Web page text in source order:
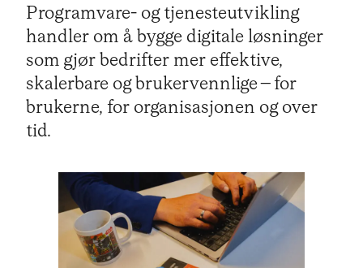
Programvare- og tjenesteutvikling
handler om å bygge digitale løsninger
som gjør bedrifter mer effektive,
skalerbare og brukervennlige – for
brukerne, for organisasjonen og over
tid.